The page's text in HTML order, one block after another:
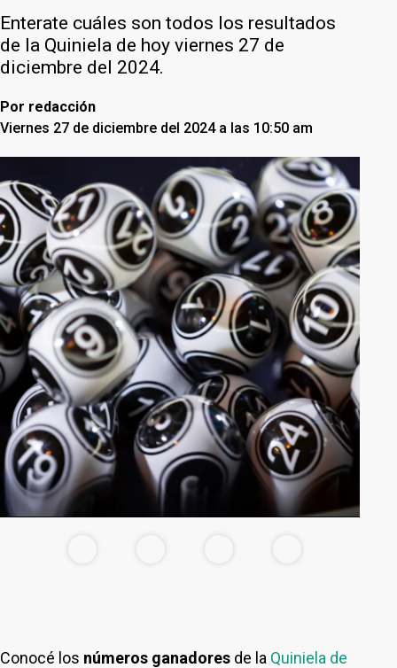
Enterate cuáles son todos los resultados
de la Quiniela de hoy viernes 27 de
diciembre del 2024.
Por redacción
Viernes 27 de diciembre del 2024 a las 10:50 am
Conocé los números ganadores de la Quiniela de